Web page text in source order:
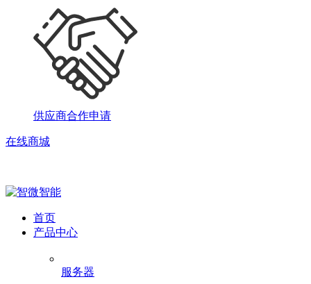
供应商合作申请
在线商城
首页
产品中心
服务器